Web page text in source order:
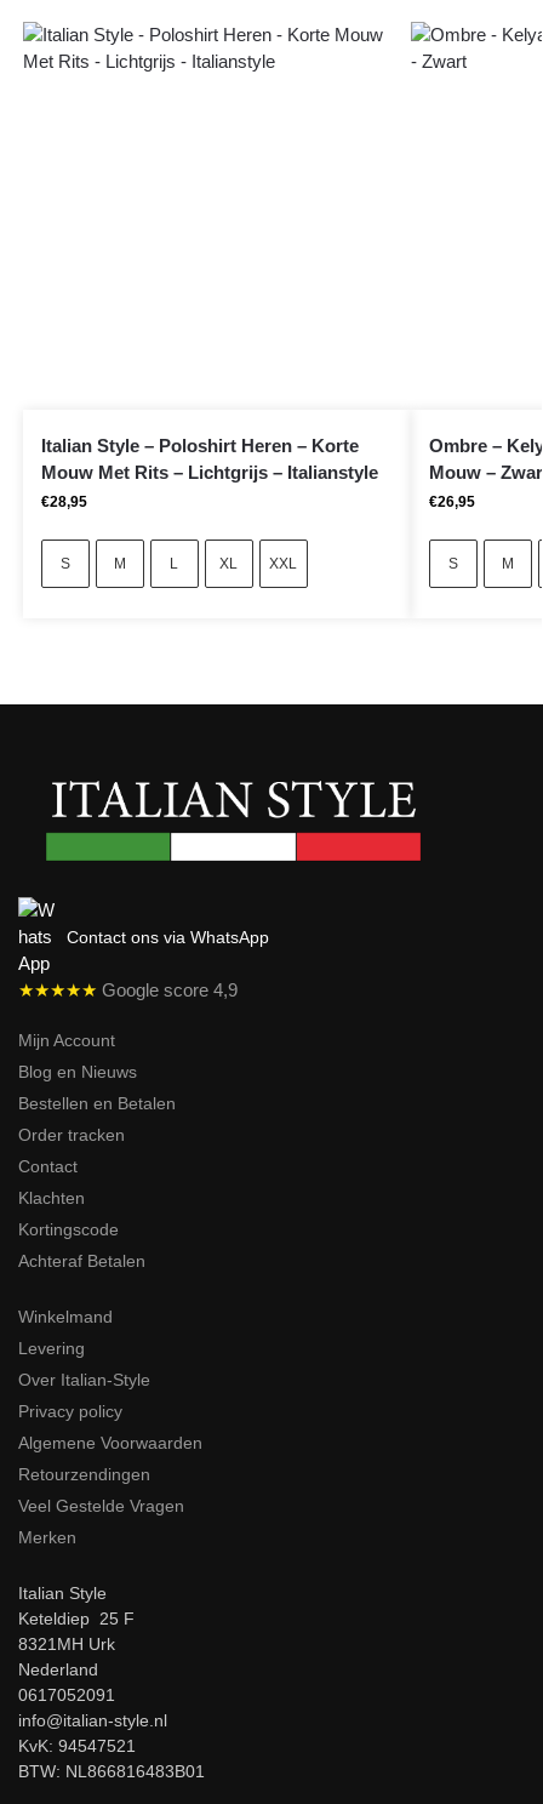
Italian Style – Poloshirt Heren – Korte
Mouw Met Rits – Lichtgrijs – Italianstyle
€28,95
S M L XL XXL
Ombre –
Mouw –
€26,95
S M
Contact ons via WhatsApp
★★★★★ Google score 4,9
Mijn Account
Blog en Nieuws
Bestellen en Betalen
Order tracken
Contact
Klachten
Kortingscode
Achteraf Betalen
Winkelmand
Levering
Over Italian-Style
Privacy policy
Algemene Voorwaarden
Retourzendingen
Veel Gestelde Vragen
Merken
Italian Style
Keteldiep 25 F
8321MH Urk
Nederland
0617052091
info@italian-style.nl
KvK: 94547521
BTW: NL866816483B01